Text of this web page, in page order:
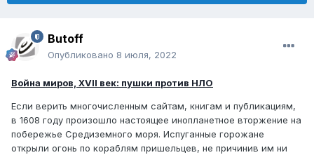
Butoff
Опубликовано 8 июля, 2022
Война миров, XVII век: пушки против НЛО
Если верить многочисленным сайтам, книгам и публикациям,
в 1608 году произошло настоящее инопланетное вторжение на
побережье Средиземного моря. Испуганные горожане
открыли огонь по кораблям пришельцев, не причинив им ни